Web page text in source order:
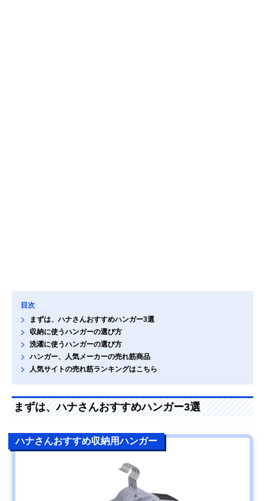
目次
まずは、ハナさんおすすめハンガー3選
収納に使うハンガーの選び方
洗濯に使うハンガーの選び方
ハンガー、人気メーカーの売れ筋商品
人気サイトの売れ筋ランキングはこちら
まずは、ハナさんおすすめハンガー3選
ハナさんおすすめ収納用ハンガー